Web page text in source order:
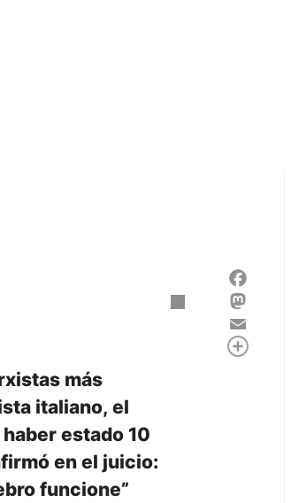
más
italiano, el
estado 10
en el juicio:
funcione”
Facebook
Mastodon
Email
Compartir